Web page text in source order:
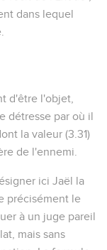
dans lequel
d'être l'objet,
détresse par où il
la valeur (3.31)
de l'ennemi.
ici Jaël la
précisément le
à un juge pareil
mais sans